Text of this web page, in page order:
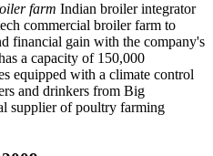
farm Indian broiler integrator
commercial broiler farm to
financial gain with the company's
a capacity of 150,000
equipped with a climate control
and drinkers from Big
supplier of poultry farming